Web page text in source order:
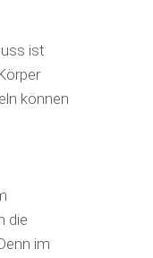
ist
können
die
im